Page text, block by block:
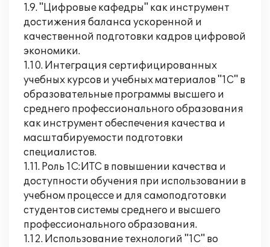
1.9. "Цифровые кафедры" как инструмент
достижения баланса ускоренной и
качественной подготовки кадров цифровой
экономики.
1.10. Интеграция сертифицированных
учебных курсов и учебных материалов "1С" в
образовательные программы высшего и
среднего профессионального образования
как инструмент обеспечения качества и
масштабируемости подготовки
специалистов.
1.11. Роль 1С:ИТС в повышении качества и
доступности обучения при использовании в
учебном процессе и для самоподготовки
студентов системы среднего и высшего
профессионального образования.
1.12. Использование технологий "1С" во